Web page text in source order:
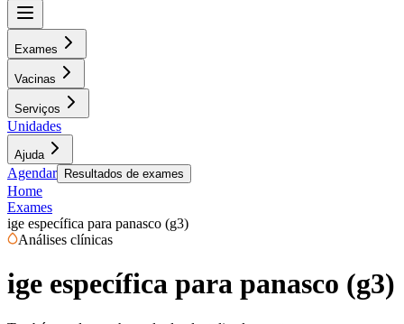
Exames
Vacinas
Serviços
Unidades
Ajuda
Agendar Resultados de exames
Home
Exames
ige específica para panasco (g3)
Análises clínicas
ige específica para panasco (g3)